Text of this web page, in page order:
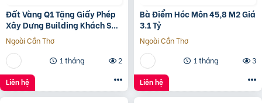
Đất Vàng Q1 Tặng Giấy Phép
Xây Dựng Building Khách Sạn
12 Tầng
Ngoài Cần Thơ
1 tháng
2
Liên hệ
Bà Điểm Hóc Môn 45,8 M2 Giá
3.1 Tỷ
Ngoài Cần Thơ
1 tháng
3
Liên hệ